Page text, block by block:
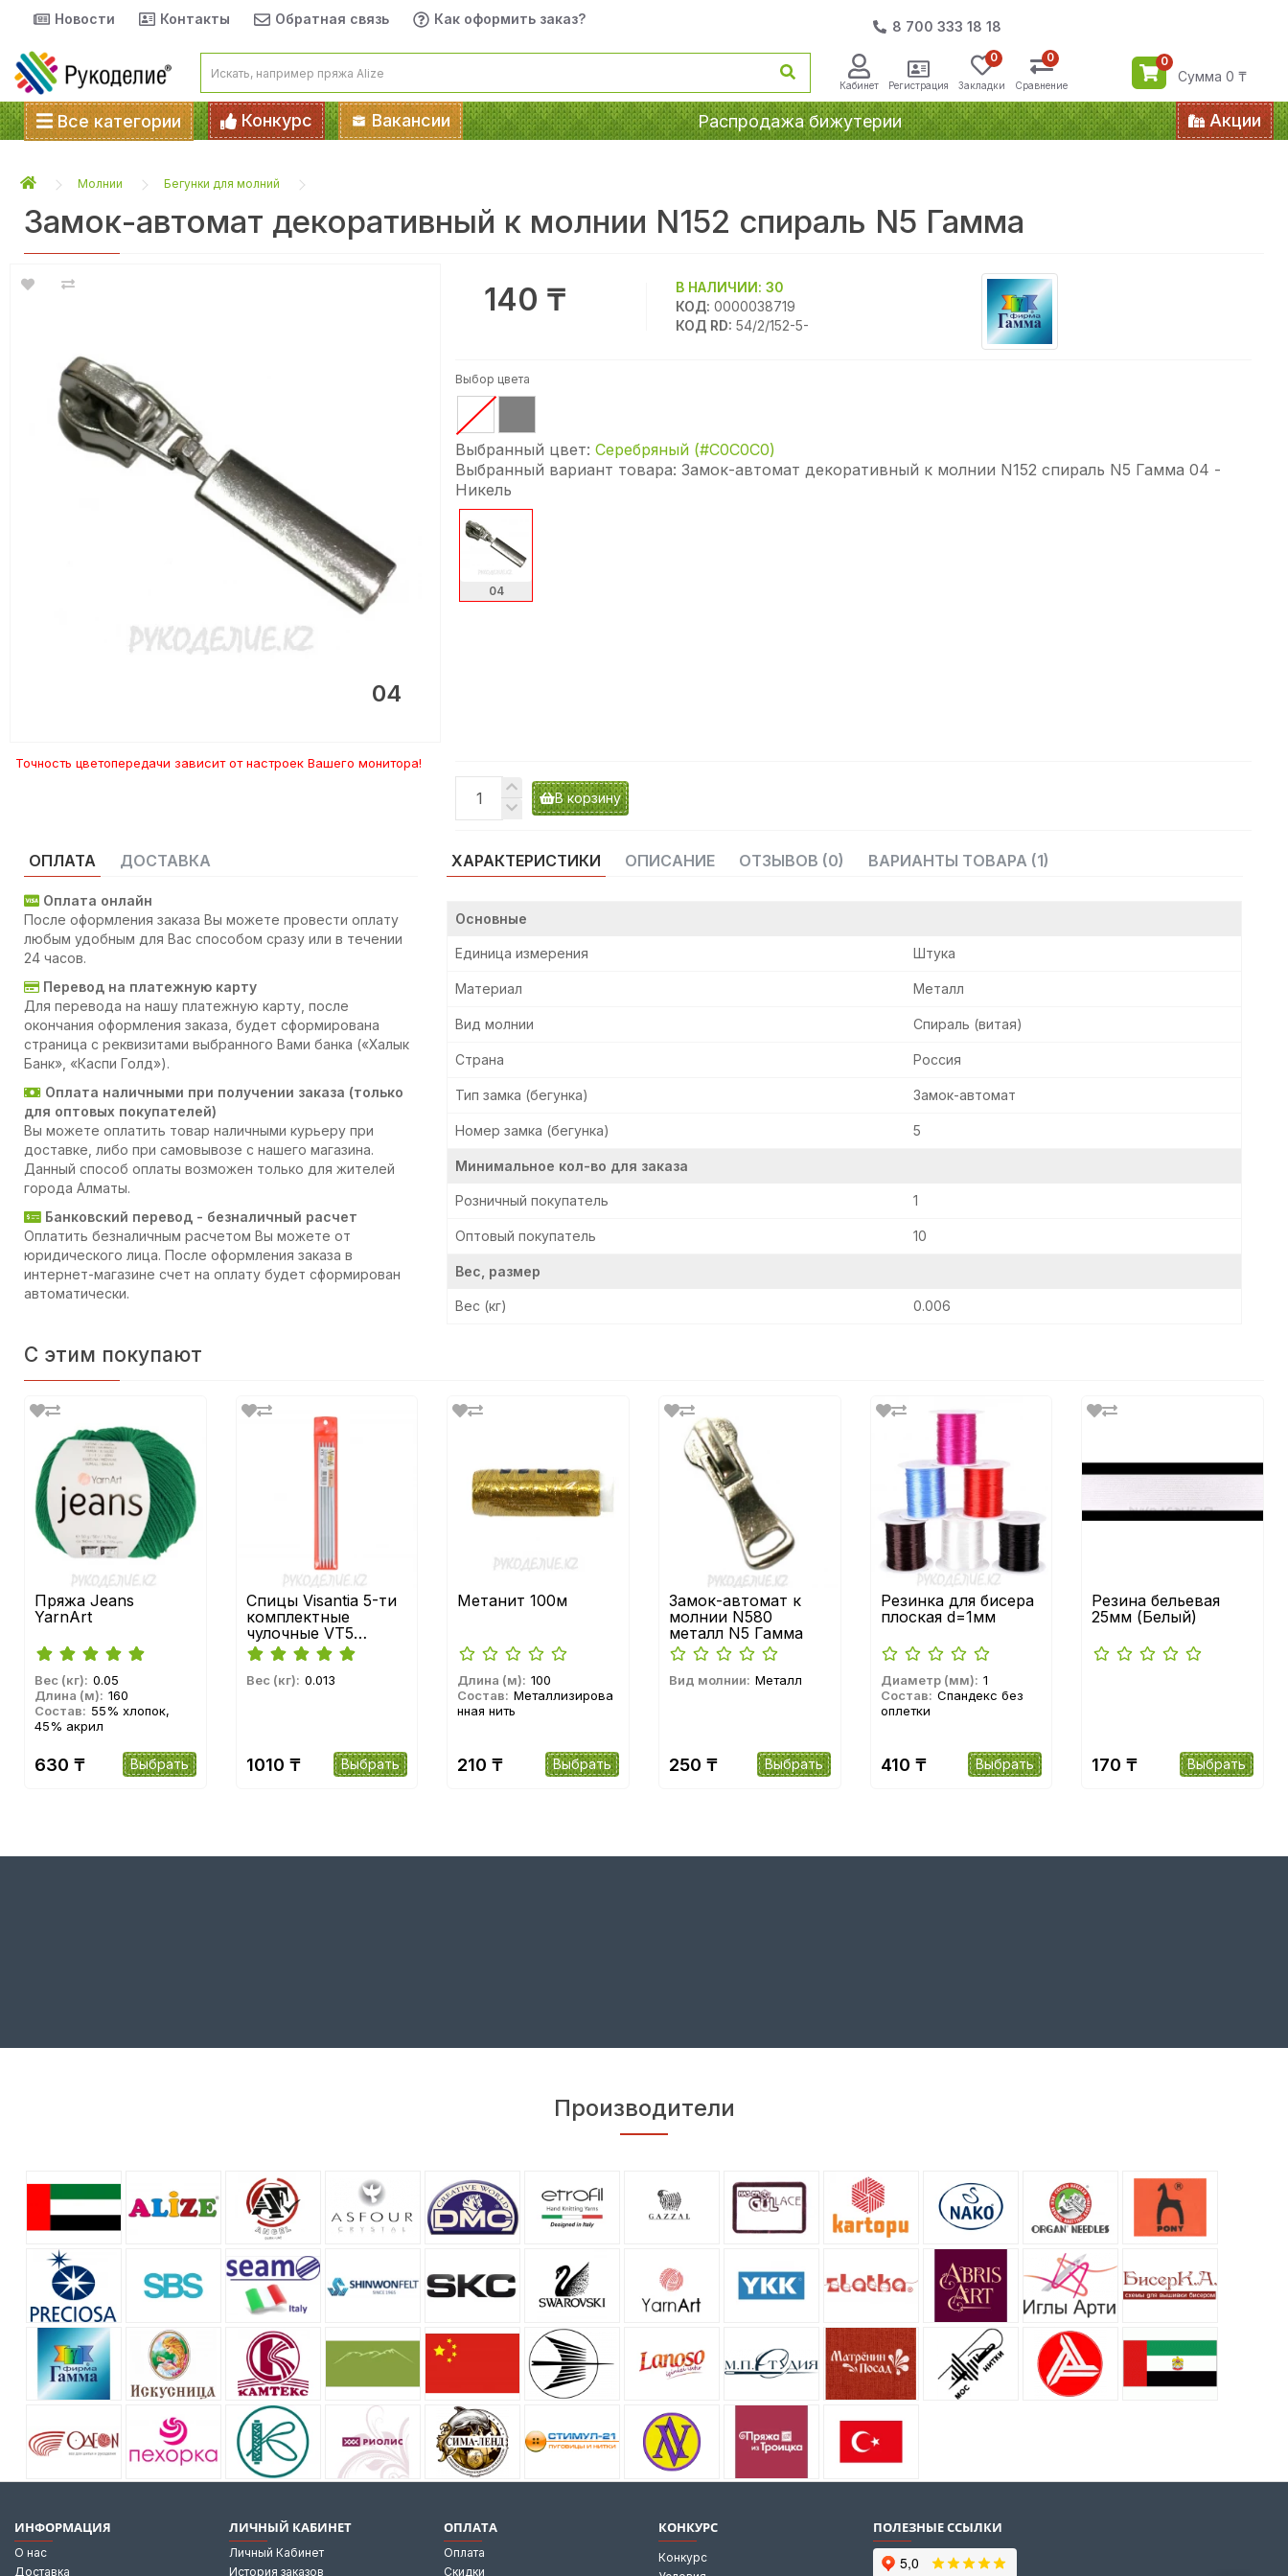
Новости Контакты Обратная связь Как оформить заказ? 8 700 333 18 18
Кабинет Регистрация Закладки
0
Сравнение
0 0
Сумма 0 ₸
Все категории Конкурс Вакансии Распродажа бижутерии Акции
Молнии Бегунки для молний
Замок-автомат декоративный к молнии N152 спираль N5 Гамма
04
Точность цветопередачи зависит от настроек Вашего монитора!
ОПЛАТА ДОСТАВКА
Оплата онлайн
После оформления заказа Вы можете провести оплату
любым удобным для Вас способом сразу или в течении
24 часов.
Перевод на платежную карту
Для перевода на нашу платежную карту, после
окончания оформления заказа, будет сформирована
страница с реквизитами выбранного Вами банка («Халык
Банк», «Каспи Голд»).
Оплата наличными при получении заказа (только
для оптовых покупателей)
Вы можете оплатить товар наличными курьеру при
доставке, либо при самовывозе с нашего магазина.
Данный способ оплаты возможен только для жителей
города Алматы.
Банковский перевод - безналичный расчет
Оплатить безналичным расчетом Вы можете от
юридического лица. После оформления заказа в
интернет-магазине счет на оплату будет сформирован
автоматически.
ХАРАКТЕРИСТИКИ ОПИСАНИЕ ОТЗЫВОВ (0) ВАРИАНТЫ ТОВАРА (1)
Основные
Единица измерения Штука
Материал Металл
Вид молнии Спираль (витая)
Страна Россия
Тип замка (бегунка) Замок-автомат
Номер замка (бегунка) 5
Минимальное кол-во для заказа
Розничный покупатель 1
Оптовый покупатель 10
Вес, размер
Вес (кг) 0.006
140 ₸ В НАЛИЧИИ:30
КОД: 0000038719
КОД RD: 54/2/152-5-
Выбор цвета
Выбранный цвет:Серебряный (#C0C0C0)
Выбранный вариант товара:Замок-автомат декоративный к молнии N152 спираль N5 Гамма 04 -
Никель
04
В корзину
С этим покупают
Пряжа Jeans
YarnArt
Вес (кг): 0.05
Длина (м): 160
Состав: 55% хлопок,
45% акрил
630 ₸ Выбрать
Спицы Visantia 5-ти
комплектные
чулочные VT5
алюминий 20см 5шт
Gamma
Вес (кг): 0.013
1010 ₸ Выбрать
Метанит 100м
Длина (м): 100
Состав: Металлизирова
нная нить
210 ₸ Выбрать
Замок-автомат к
молнии N580
металл N5 Гамма
Вид молнии: Металл
250 ₸ Выбрать
Резинка для бисера
плоская d=1мм
Диаметр (мм): 1
Состав: Спандекс без
оплетки
410 ₸ Выбрать
Резина бельевая
25мм (Белый)
170 ₸ Выбрать
Производители
ИНФОРМАЦИЯ
О нас
Доставка
ЛИЧНЫЙ КАБИНЕТ
Личный Кабинет
История заказов
ОПЛАТА
Оплата
Скидки
КОНКУРС
Конкурс
ПОЛЕЗНЫЕ ССЫЛКИ